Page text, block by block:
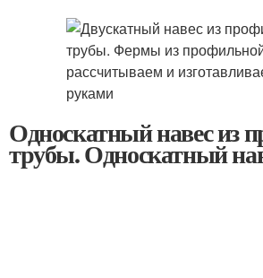
Односкатный навес из
трубы. Односкатный